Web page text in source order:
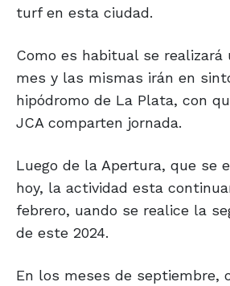
turf en esta ciudad.
Como es habitual se realizará
mes y las mismas irán en
hipódromo de La Plata, con
JCA comparten jornada.
Luego de la Apertura, que se
hoy, la actividad esta
febrero, uando se realice la
de este 2024.
En los meses de septiembre,